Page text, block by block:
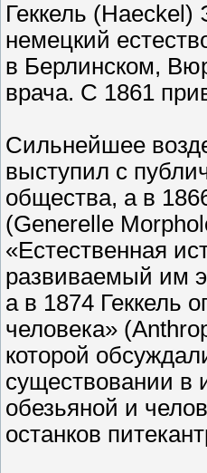
Геккель
немецкий
в Берлинском,
врача. С 1861
Сильнейшее
выступил с
общества, а в
(Generelle
«Естественная
развиваемый им
а в 1874 Геккель
человека»
которой
существовании
обезьяной и
останков